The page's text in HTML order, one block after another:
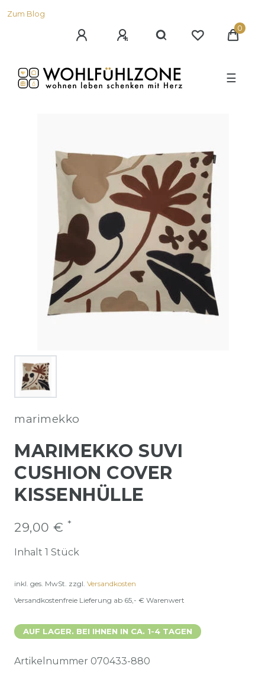
Zum Blog
0
☰
marimekko
MARIMEKKO SUVI
CUSHION COVER
KISSENHÜLLE
29,00 € *
Inhalt 1 Stück
inkl. ges. MwSt. zzgl. Versandkosten
Versandkostenfreie Lieferung ab 65,- € Warenwert
AUF LAGER. BEI IHNEN IN CA. 1-4 TAGEN
Artikelnummer 070433-880